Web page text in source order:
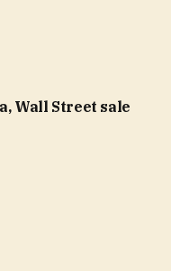
Wall Street sale